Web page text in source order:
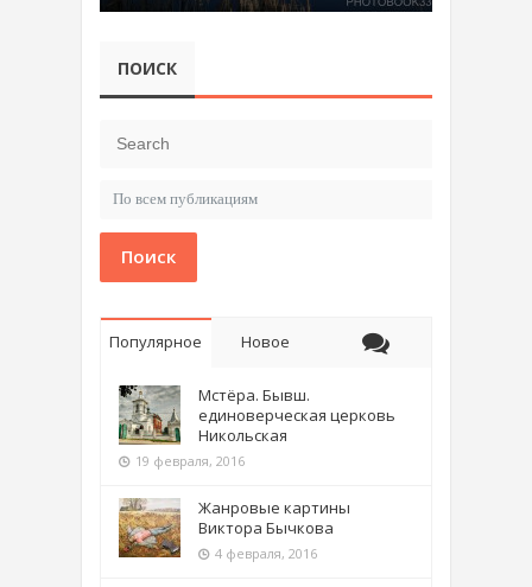
ПОИСК
Поиск
Популярное Новое
Мстёра. Бывш.
единоверческая церковь
Никольская
19 февраля, 2016
Жанровые картины
Виктора Бычкова
4 февраля, 2016